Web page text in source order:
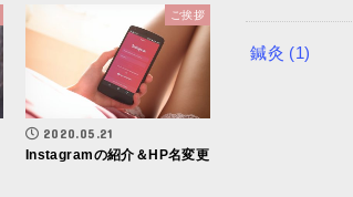
ご挨拶
2020.05.21
Instagramの紹介＆HP名変更
鍼灸 (1)